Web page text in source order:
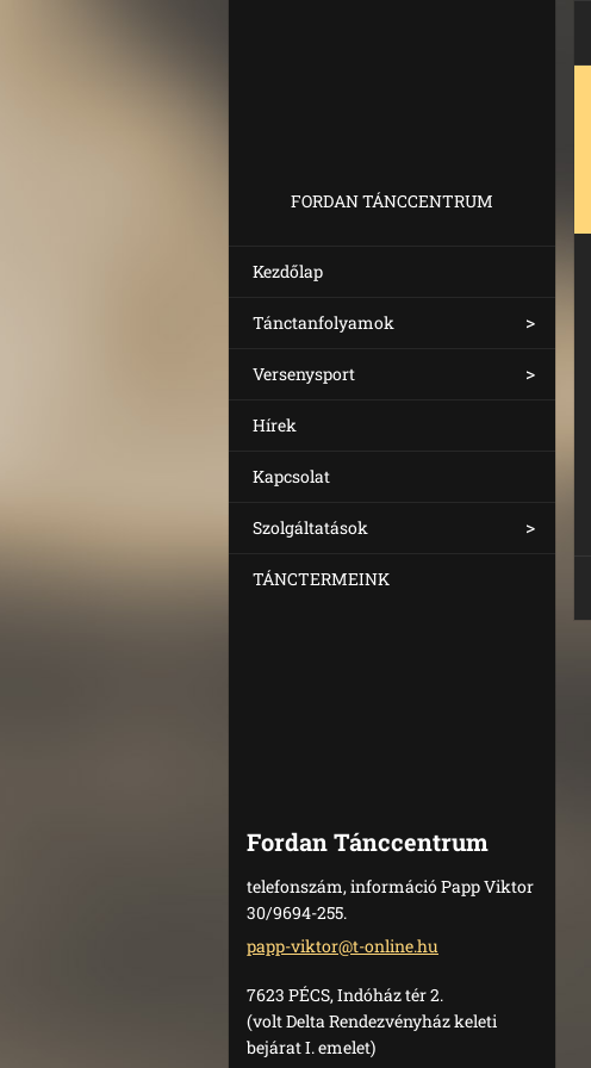
FORDAN TÁNCCENTRUM
Kezdőlap
Tánctanfolyamok
Versenysport
Hírek
Kapcsolat
Szolgáltatások
TÁNCTERMEINK
Fordan Tánccentrum
telefonszám, információ Papp Viktor
30/9694-255.
papp-viktor@t-online.hu
7623 PÉCS, Indóház tér 2.
(volt Delta Rendezvényház keleti
bejárat I. emelet)